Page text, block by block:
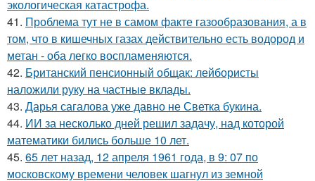
экологическая катастрофа.
41. Проблема тут не в самом факте газообразования, а в
том, что в кишечных газах действительно есть водород и
метан - оба легко воспламеняются.
42. Британский пенсионный общак: лейбористы
наложили руку на частные вклады.
43. Дарья сагалова уже давно не Светка букина.
44. ИИ за несколько дней решил задачу, над которой
математики бились больше 10 лет.
45. 65 лет назад, 12 апреля 1961 года, в 9: 07 по
московскому времени человек шагнул из земной